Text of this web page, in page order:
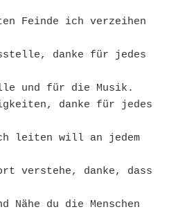
Feinde ich verzeihen
danke für jedes
und für die Musik.
danke für jedes
leiten will an jedem
verstehe, danke, dass
Nähe du die Menschen